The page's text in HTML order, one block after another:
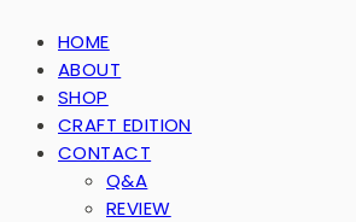
HOME
ABOUT
SHOP
CRAFT EDITION
CONTACT
Q&A
REVIEW